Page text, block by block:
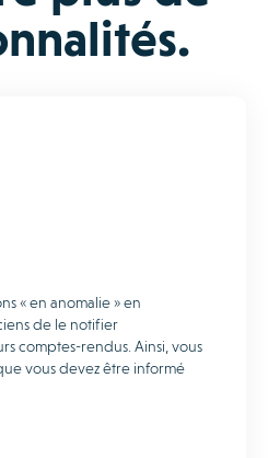
« en anomalie » en
de le notifier
comptes-rendus. Ainsi, vous
vous devez être informé